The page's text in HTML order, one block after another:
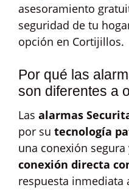
asesoramiento
seguridad de tu
opción en Cortijillos.
Por qué las
son diferentes a
Las alarmas
por su tecnología
una conexión
conexión directa
respuesta inmediata